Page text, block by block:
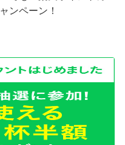
ンペーン！